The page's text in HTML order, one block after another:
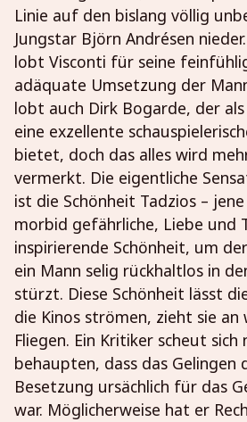
Linie auf den bislang völlig
Jungstar Björn Andrésen
lobt Visconti für seine
adäquate Umsetzung der
lobt auch Dirk Bogarde, der als
eine exzellente
bietet, doch das alles wird
vermerkt. Die eigentliche
ist die Schönheit Tadzios –
morbid gefährliche, Liebe und
inspirierende Schönheit, um
ein Mann selig rückhaltlos in
stürzt. Diese Schönheit lässt
die Kinos strömen, zieht sie an
Fliegen. Ein Kritiker scheut sich
behaupten, dass das Gelingen
Besetzung ursächlich für das
war. Möglicherweise hat er